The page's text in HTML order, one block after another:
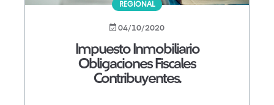
REGIONAL
04/10/2020
Impuesto Inmobiliario
Obligaciones Fiscales
Contribuyentes.